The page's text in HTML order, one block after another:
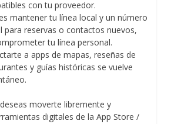
con tu proveedor.
mantener tu línea local y un número
para reservas o contactos nuevos,
tu línea personal.
a apps de mapas, reseñas de
y guías históricas se vuelve
moverte libremente y
digitales de la App Store /